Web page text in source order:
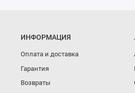
ИНФОРМАЦИЯ
Оплата и доставка
Гарантия
Возвраты